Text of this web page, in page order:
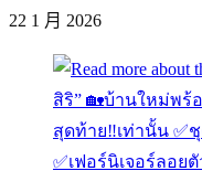
22 1 月 2026